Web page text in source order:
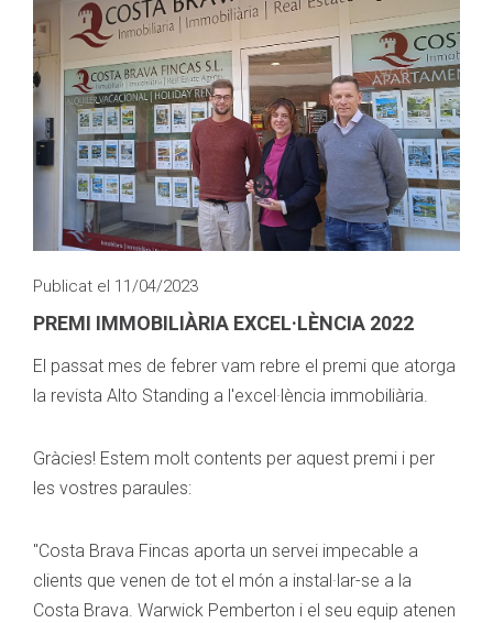
Publicat el 11/04/2023
PREMI IMMOBILIÀRIA EXCEL·LÈNCIA 2022
El passat mes de febrer vam rebre el premi que atorga
la revista Alto Standing a l'excel·lència immobiliària.
Gràcies! Estem molt contents per aquest premi i per
les vostres paraules:
"Costa Brava Fincas aporta un servei impecable a
clients que venen de tot el món a instal·lar-se a la
Costa Brava. Warwick Pemberton i el seu equip atenen